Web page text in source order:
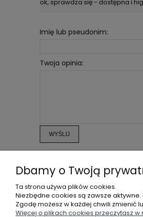
ok, sprawdza się - dostępna i
Imię lub pseudonim:
Twoja opinia:
WYŚLIJ
ZWROTY I REKLAMACJE
REGULAMIN
Dbamy o Twoją
Ta strona używa plików cookies.
Niezbędne cookies są zawsze
Zgodę możesz w każdej chwili zmienić
Więcej o plikach cookies przeczytasz w